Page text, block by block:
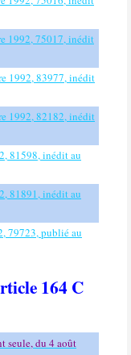
1992, 75017, inédit
1992, 83977, inédit
1992, 82182, inédit
81598, inédit au
81891, inédit au
79723, publié au
164 C
seule, du 4 août